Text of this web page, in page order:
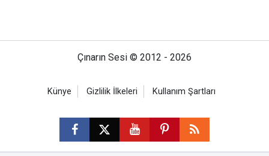
Çınarın Sesi © 2012 - 2026
Künye Gizlilik İlkeleri Kullanım Şartları